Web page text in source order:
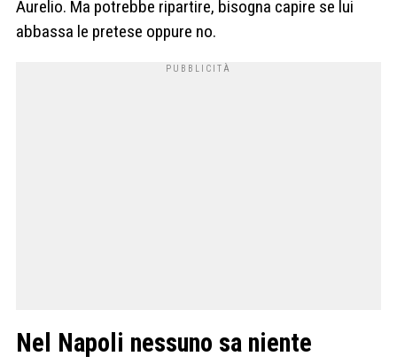
Aurelio. Ma potrebbe ripartire, bisogna capire se lui
abbassa le pretese oppure no.
Nel Napoli nessuno sa niente